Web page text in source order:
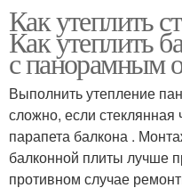
Как утеплить
Как утеплить
с панорамным
Выполнить утепление
сложно, если стеклянная
парапета балкона .
балконной плиты лучше
противном случае